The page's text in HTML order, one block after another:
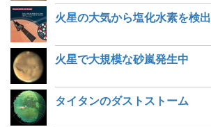
火星の大気から塩化水素を検出
火星で大規模な砂嵐発生中
タイタンのダストストーム